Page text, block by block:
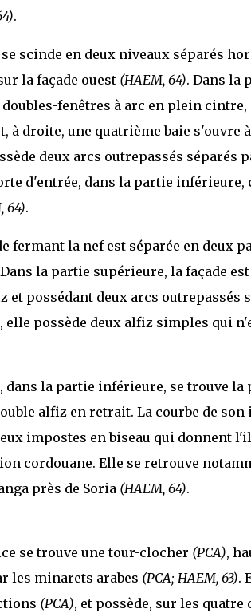
.
se scinde en deux niveaux séparés
la façade ouest (HAEM, 64). Dans la
fenêtres à arc en plein
à droite, une quatrième baie
deux arcs outrepassés séparés
d'entrée, dans la partie
64).
fermant la nef est séparée en deux
Dans la partie supérieure, la façade
et possédant deux arcs outrepassés
possède deux alfiz simples qui
dans la partie inférieure, se trouve la
alfiz en retrait. La courbe de
impostes en biseau qui donnent
cordouane. Elle se retrouve
près de Soria (HAEM, 64).
se trouve une tour-clocher (PCA),
les minarets arabes (PCA; HAEM, 63).
(PCA), et possède, sur les